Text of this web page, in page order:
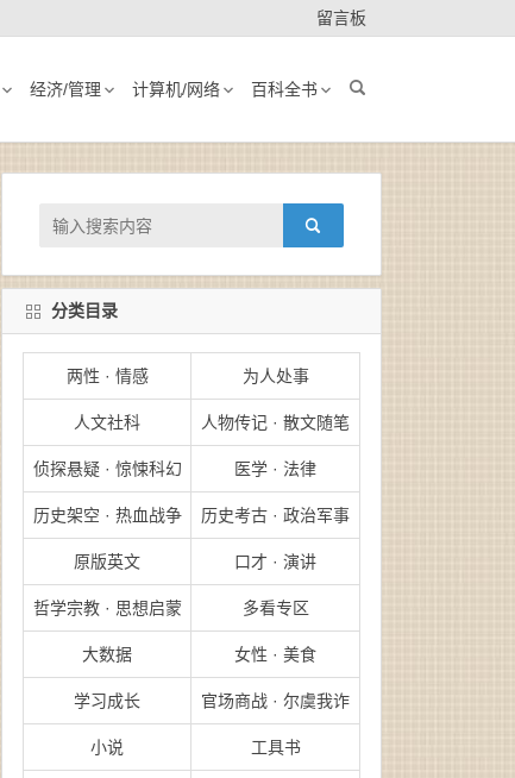
留言板
经济/管理 计算机/网络 百科全书
分类目录
两性 · 情感 为人处事
人文社科 人物传记 · 散文随笔
侦探悬疑 · 惊悚科幻 医学 · 法律
历史架空 · 热血战争 历史考古 · 政治军事
原版英文 口才 · 演讲
哲学宗教 · 思想启蒙 多看专区
大数据 女性 · 美食
学习成长 官场商战 · 尔虞我诈
小说 工具书